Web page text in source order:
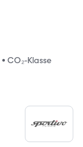
• CO₂-Klasse